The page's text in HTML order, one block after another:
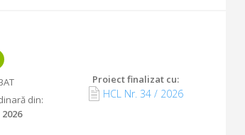
din:
Proiect finalizat cu:
HCL Nr. 34/ 2026